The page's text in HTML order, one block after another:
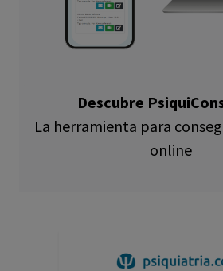
Descubre
La herramienta para
online